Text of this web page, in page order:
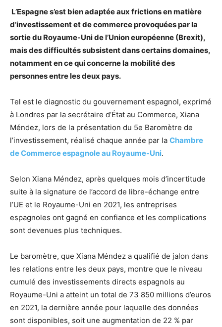
L’Espagne s’est bien adaptée aux frictions en matière
d’investissement et de commerce provoquées par la
sortie du Royaume-Uni de l’Union européenne (Brexit),
mais des difficultés subsistent dans certains domaines,
notamment en ce qui concerne la mobilité des
personnes entre les deux pays.
Tel est le diagnostic du gouvernement espagnol, exprimé
à Londres par la secrétaire d’État au Commerce, Xiana
Méndez, lors de la présentation du 5e Baromètre de
l’investissement, réalisé chaque année par la Chambre
de Commerce espagnole au Royaume-Uni.
Selon Xiana Méndez, après quelques mois d’incertitude
suite à la signature de l’accord de libre-échange entre
l’UE et le Royaume-Uni en 2021, les entreprises
espagnoles ont gagné en confiance et les complications
sont devenues plus techniques.
Le baromètre, que Xiana Méndez a qualifié de jalon dans
les relations entre les deux pays, montre que le niveau
cumulé des investissements directs espagnols au
Royaume-Uni a atteint un total de 73 850 millions d’euros
en 2021, la dernière année pour laquelle des données
sont disponibles, soit une augmentation de 22 % par